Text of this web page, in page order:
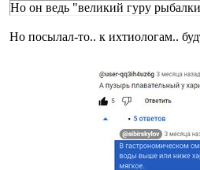
Но он ведь "великий гуру
Но посылал-то.. к ихтиологам..